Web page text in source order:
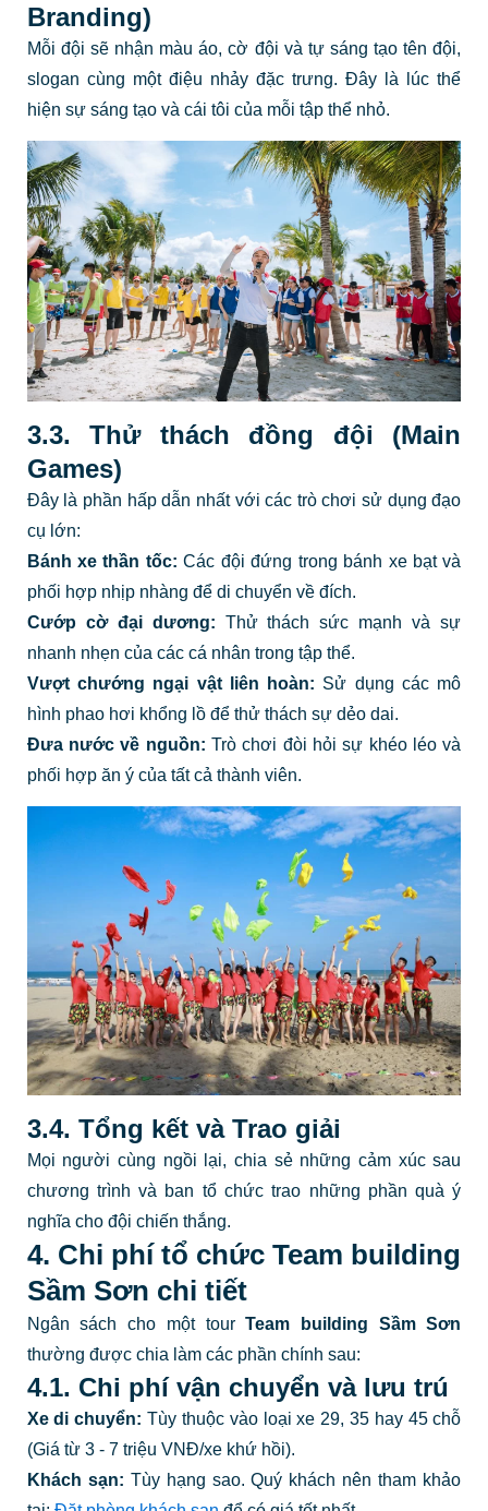
Branding)
Mỗi đội sẽ nhận màu áo, cờ đội và tự sáng tạo tên đội,
slogan cùng một điệu nhảy đặc trưng. Đây là lúc thể
hiện sự sáng tạo và cái tôi của mỗi tập thể nhỏ.
3.3. Thử thách đồng đội (Main
Games)
Đây là phần hấp dẫn nhất với các trò chơi sử dụng đạo
cụ lớn:
Bánh xe thần tốc: Các đội đứng trong bánh xe bạt và
phối hợp nhịp nhàng để di chuyển về đích.
Cướp cờ đại dương: Thử thách sức mạnh và sự
nhanh nhẹn của các cá nhân trong tập thể.
Vượt chướng ngại vật liên hoàn: Sử dụng các mô
hình phao hơi khổng lồ để thử thách sự dẻo dai.
Đưa nước về nguồn: Trò chơi đòi hỏi sự khéo léo và
phối hợp ăn ý của tất cả thành viên.
3.4. Tổng kết và Trao giải
Mọi người cùng ngồi lại, chia sẻ những cảm xúc sau
chương trình và ban tổ chức trao những phần quà ý
nghĩa cho đội chiến thắng.
4. Chi phí tổ chức Team building
Sầm Sơn chi tiết
Ngân sách cho một tourTeam building Sầm Sơn
thường được chia làm các phần chính sau:
4.1. Chi phí vận chuyển và lưu trú
Xe di chuyển: Tùy thuộc vào loại xe 29, 35 hay 45 chỗ
(Giá từ 3 - 7 triệu VNĐ/xe khứ hồi).
Khách sạn: Tùy hạng sao. Quý khách nên tham khảo